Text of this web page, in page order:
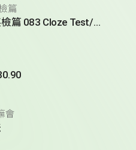
篇
超級英語通-英檢篇 083 Cloze Test/段落填空-13
會